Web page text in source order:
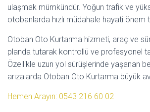
ulaşmak mümkündür. Yoğun trafik ve
otobanlarda hızlı müdahale hayati önem
Otoban Oto Kurtarma hizmeti, araç ve
planda tutarak kontrollü ve profesyonel
Özellikle uzun yol sürüşlerinde yaşanan
arızalarda Otoban Oto Kurtarma büyük
Hemen Arayın: 0543 216 60 02